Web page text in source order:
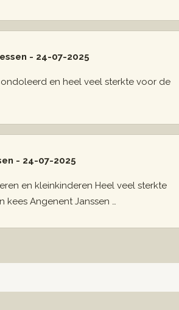
- 24-07-2025
en heel veel sterkte voor de
- 24-07-2025
en kleinkinderen Heel veel sterkte
kees Angenent Janssen …